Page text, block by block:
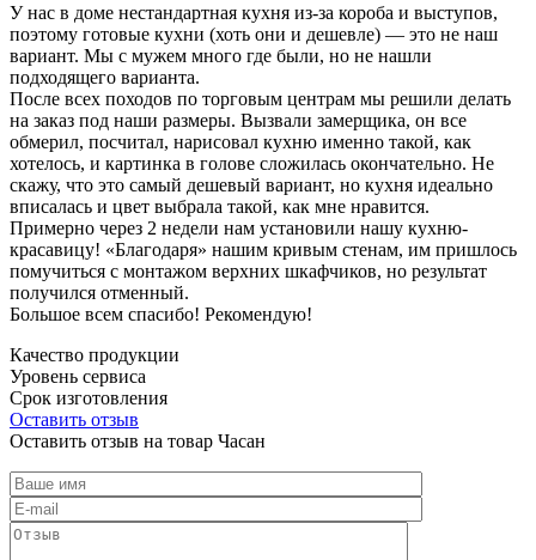
У нас в доме нестандартная кухня из-за короба и выступов,
поэтому готовые кухни (хоть они и дешевле) — это не наш
вариант. Мы с мужем много где были, но не нашли
подходящего варианта.
После всех походов по торговым центрам мы решили делать
на заказ под наши размеры. Вызвали замерщика, он все
обмерил, посчитал, нарисовал кухню именно такой, как
хотелось, и картинка в голове сложилась окончательно. Не
скажу, что это самый дешевый вариант, но кухня идеально
вписалась и цвет выбрала такой, как мне нравится.
Примерно через 2 недели нам установили нашу кухню-
красавицу! «Благодаря» нашим кривым стенам, им пришлось
помучиться с монтажом верхних шкафчиков, но результат
получился отменный.
Большое всем спасибо! Рекомендую!
Качество продукции
Уровень сервиса
Срок изготовления
Оставить отзыв
Оставить отзыв на товар Часан